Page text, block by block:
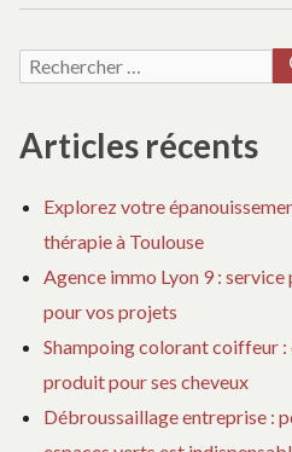
rayonner
enfants
QUI
FERONT
VOS
ENFANTS
Recherche
Articles récents
Explorez votre
thérapie à Toulouse
Agence immo Lyon 9 : service
pour vos projets
Shampoing colorant coiffeur
produit pour ses cheveux
Débroussaillage entreprise :